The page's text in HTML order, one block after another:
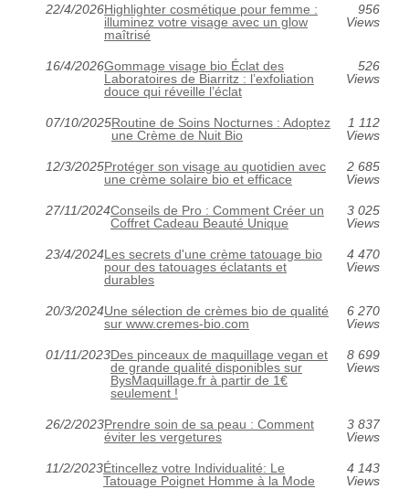
22/4/2026Highlighter cosmétique pour femme :
illuminez votre visage avec un glow
maîtrisé
956
Views
16/4/2026Gommage visage bio Éclat des
Laboratoires de Biarritz : l’exfoliation
douce qui réveille l’éclat
526
Views
07/10/2025Routine de Soins Nocturnes : Adoptez
une Crème de Nuit Bio
1 112
Views
12/3/2025Protéger son visage au quotidien avec
une crème solaire bio et efficace
2 685
Views
27/11/2024Conseils de Pro : Comment Créer un
Coffret Cadeau Beauté Unique
3 025
Views
23/4/2024Les secrets d'une crème tatouage bio
pour des tatouages éclatants et
durables
4 470
Views
20/3/2024Une sélection de crèmes bio de qualité
sur www.cremes-bio.com
6 270
Views
01/11/2023Des pinceaux de maquillage vegan et
de grande qualité disponibles sur
BysMaquillage.fr à partir de 1€
seulement !
8 699
Views
26/2/2023Prendre soin de sa peau : Comment
éviter les vergetures
3 837
Views
11/2/2023Étincellez votre Individualité: Le
Tatouage Poignet Homme à la Mode
4 143
Views